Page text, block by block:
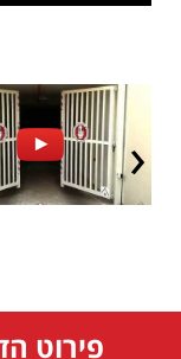
פירוט